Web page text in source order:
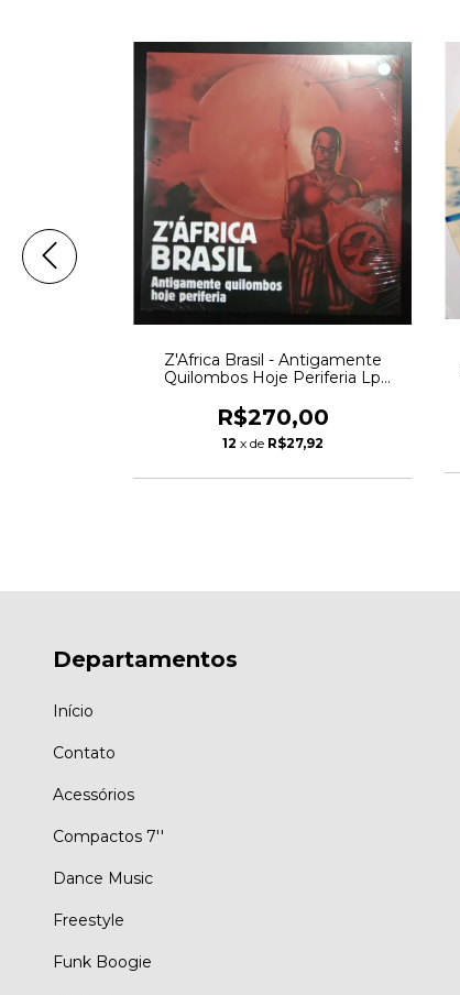
Z'Africa Brasil - Antigamente
Quilombos Hoje Periferia Lp
R$270,00
12 x de R$27,92
Departamentos
Início
Contato
Acessórios
Compactos 7''
Dance Music
Freestyle
Funk Boogie